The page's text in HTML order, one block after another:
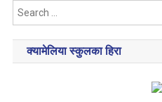
क्यामेलिया स्कुलका हिरा